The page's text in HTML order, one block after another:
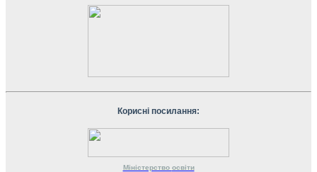
Корисні посилання:
Міністерство освіти